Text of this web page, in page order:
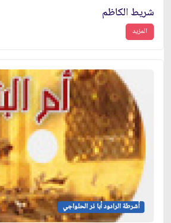
شريط الكاظم
المزيد
أشرطة الرادود أبا ذر الحلواجي